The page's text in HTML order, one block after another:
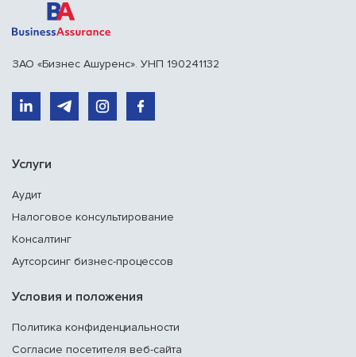
ЗАО «Бизнес Ашуренс». УНП 190241132
Услуги
Аудит
Налоговое консультирование
Консалтинг
Аутсорсинг бизнес-процессов
Условия и положения
Политика конфиденциальности
Согласие посетителя веб-сайта